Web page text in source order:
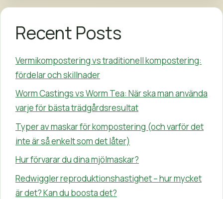
Recent Posts
Vermikompostering vs traditionell kompostering:
fördelar och skillnader
Worm Castings vs Worm Tea: När ska man använda
varje för bästa trädgårdsresultat
Typer av maskar för kompostering (och varför det
inte är så enkelt som det låter)
Hur förvarar du dina mjölmaskar?
Redwiggler reproduktionshastighet – hur mycket
är det? Kan du boosta det?